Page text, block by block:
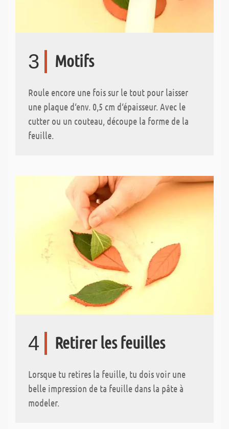
3 Motifs
Roule encore une fois sur le tout pour laisser
une plaque d‘env. 0,5 cm d‘épaisseur. Avec le
cutter ou un couteau, découpe la forme de la
feuille.
4 Retirer les feuilles
Lorsque tu retires la feuille, tu dois voir une
belle impression de ta feuille dans la pâte à
modeler.